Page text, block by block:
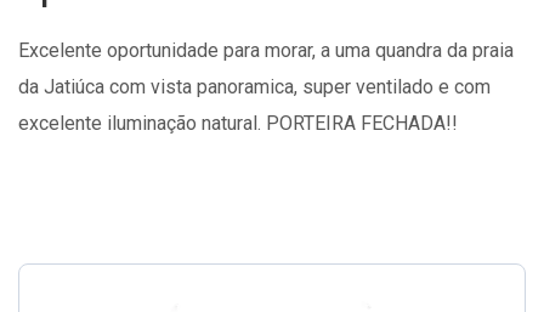
Excelente oportunidade para morar, a uma quandra da praia
da Jatiúca com vista panoramica, super ventilado e com
excelente iluminação natural. PORTEIRA FECHADA!!